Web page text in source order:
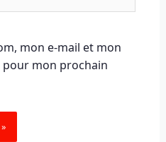
mon e-mail et mon
mon prochain